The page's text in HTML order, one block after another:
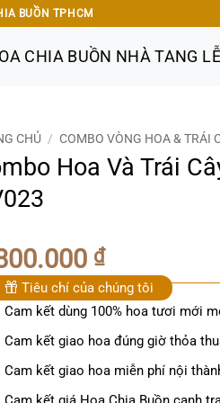
BUỒN TPHCM
CHIA BUỒN NHÀ TANG LỄ
CHỦ / COMBO VÒNG HOA & TRÁI
Hoa Và Trái
₫
Tiêu chí của chúng tôi
Cam kết dùng 100% hoa tươi mới
Cam kết giao hoa đúng giờ thỏa
Cam kết giao hoa miễn phí nội